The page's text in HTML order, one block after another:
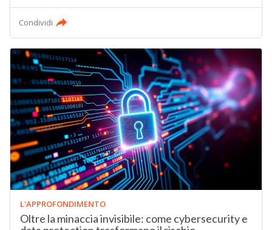
Condividi
L'APPROFONDIMENTO
Oltre la minaccia invisibile: come cybersecurity e